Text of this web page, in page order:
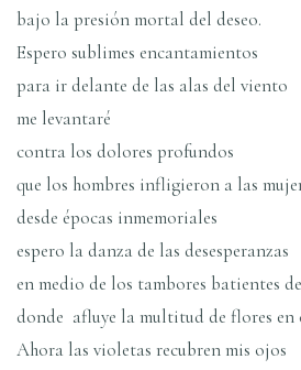
bajo la presión mortal del deseo.
Espero sublimes encantamientos
para ir delante de las alas del viento
me levantaré
contra los dolores profundos
que los hombres infligieron a las
desde épocas inmemoriales
espero la danza de las desesperanzas
en medio de los tambores batientes
donde afluye la multitud de flores en
Ahora las violetas recubren mis ojos